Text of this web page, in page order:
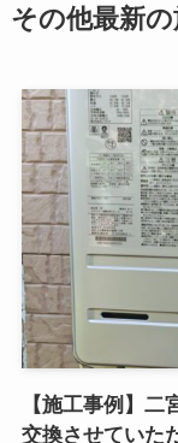
その他最新
【施工事例】
交換させていた